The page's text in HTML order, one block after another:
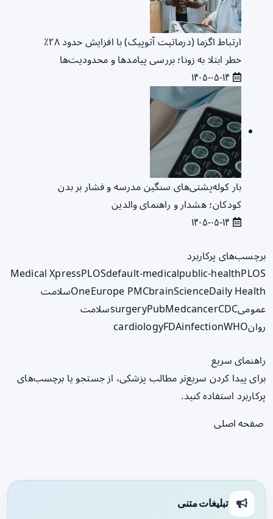
ارتباط اگزما (درماتیت آتوپیک) با افزایش حدود ۲۸٪
خطر ابتلا به زونا؛ بررسی پیامدها و محدودیت‌ها
بار کوله‌پشتی‌های سنگین مدرسه و فشار بر بدن
کودکان؛ هشدار و راهنمای والدین
برچسب‌های پرکاربرد
Medical XpressPLOSdefault-medicalpublic-healthPLOS
OneEurope PMCbrainScienceDaily Health
سلامت
عمومی
surgeryPubMedcancerCDC
سلامت
روان
cardiologyFDAinfectionWHO
راهنمای سریع
برای پیدا کردن سریع‌تر مطالب پزشکی، از جستجو یا برچسب‌های
پرکاربرد استفاده کنید.
صفحه اصلی
تبلیغات متنی